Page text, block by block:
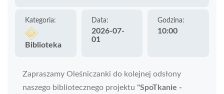
Kategoria:
Biblioteka
Data:
2026-07-
01
Godzina:
10:00
Zapraszamy Oleśniczanki do kolejnej odsłony
naszego bibliotecznego projektu "SpoTkanie -